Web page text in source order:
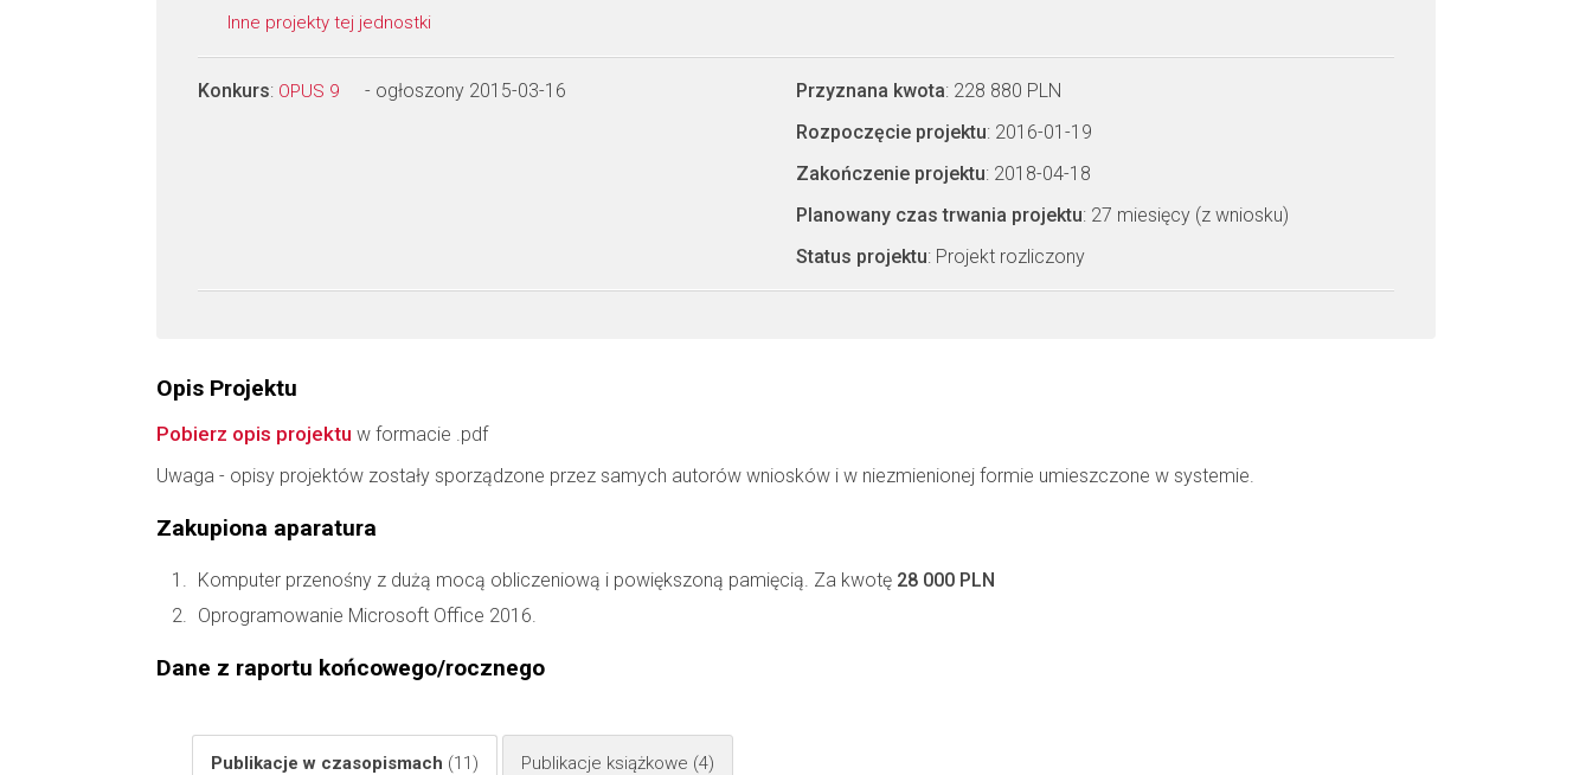
Inne projekty tej jednostki
Konkurs: OPUS 9 - ogłoszony 2015-03-16 Przyznana kwota: 228 880 PLN
Rozpoczęcie projektu: 2016-01-19
Zakończenie projektu: 2018-04-18
Planowany czas trwania projektu: 27 miesięcy (z wniosku)
Status projektu: Projekt rozliczony
Opis Projektu
Pobierz opis projektu w formacie .pdf
Uwaga - opisy projektów zostały sporządzone przez samych autorów wniosków i w niezmienionej formie umieszczone w systemie.
Zakupiona aparatura
Komputer przenośny z dużą mocą obliczeniową i powiększoną pamięcią. Za kwotę 28 000 PLN
Oprogramowanie Microsoft Office 2016.
Dane z raportu końcowego/rocznego
Publikacje w czasopismach (11) Publikacje książkowe (4)